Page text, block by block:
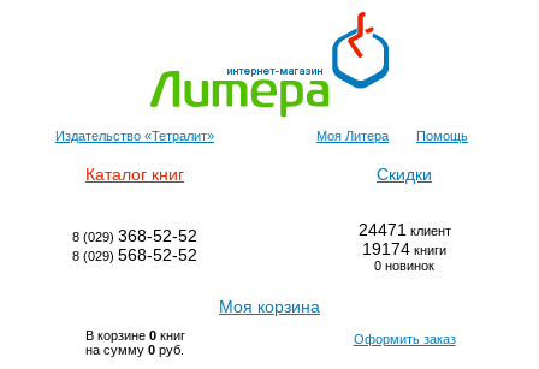
Издательство «Тетралит» Моя Литера Помощь
Каталог книг Скидки
8 (029) 368-52-52
8 (029) 568-52-52
24471 клиент
19174 книги
0 новинок
Моя корзина
В корзине 0книг
на сумму 0 руб.
Оформить заказ